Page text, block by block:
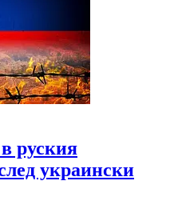
руския
украински